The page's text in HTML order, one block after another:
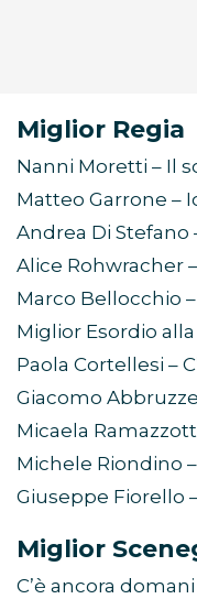
Miglior Regia
Nanni Moretti – Il
Matteo Garrone –
Andrea Di Stefano
Alice Rohwracher
Marco Bellocchio
Miglior Esordio alla
Paola Cortellesi –
Giacomo
Micaela
Michele Riondino
Giuseppe Fiorello
Miglior
C’è ancora domani